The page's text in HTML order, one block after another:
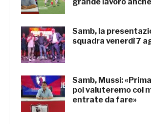
grande lavoro
Samb, la
squadra venerdì 7
Samb, Mussi:
poi valuteremo col
entrate da fare»